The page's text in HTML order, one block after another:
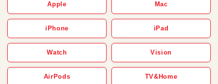
Apple Mac
iPhone iPad
Watch Vision
AirPods TV&Home